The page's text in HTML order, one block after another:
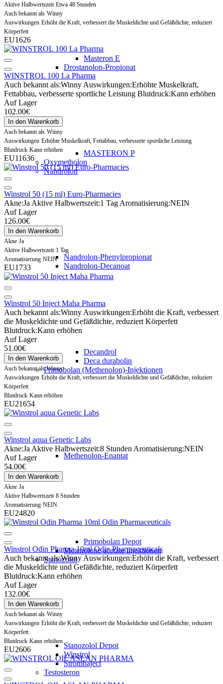
Masteron E
Drostanolon-Propionat
MASTERON P
Oxymetholon
Nandrolon
Nandrolon-Phenylpropionat
Nandrolon-Decanoat
Decandrol
Deca durabolin
Primobolan (Methenolon)-Injektionen
Methenolon-Enantat
Primobolan Depot
Metenolone acetate injektionen
Stanozolol
Stanozolol Depot
Winstrol
Strombaject
Testosteron
Aktive Halbwertszeit Etwa 48 Stunden
Auch bekannt als Winny
Auswirkungen Erhöht die Kraft, verbessert die Muskeldichte und Gefäßdichte, reduziert
Körperfett
EU1626
WINSTROL 100 La Pharma
Auch bekannt als:Winny Auswirkungen:Erhöhte Muskelkraft,
Fettabbau, verbesserte sportliche Leistung Blutdruck:Kann erhöhen
Auf Lager
102.00€
In den Warenkorb
Auch bekannt als Winny
Auswirkungen Erhöhte Muskelkraft, Fettabbau, verbesserte sportliche Leistung
Blutdruck Kann erhöhen
EU11636
Winstrol 50 (15 ml) Euro-Pharmacies
Akne:Ja Aktive Halbwertszeit:1 Tag Aromatisierung:NEIN
Auf Lager
126.00€
In den Warenkorb
Akne Ja
Aktive Halbwertszeit 1 Tag
Aromatisierung NEIN
EU1733
Winstrol 50 Inject Maha Pharma
Auch bekannt als:Winny Auswirkungen:Erhöht die Kraft, verbessert
die Muskeldichte und Gefäßdichte, reduziert Körperfett
Blutdruck:Kann erhöhen
Auf Lager
51.00€
In den Warenkorb
Auch bekannt als Winny
Auswirkungen Erhöht die Kraft, verbessert die Muskeldichte und Gefäßdichte, reduziert
Körperfett
Blutdruck Kann erhöhen
EU21654
Winstrol aqua Genetic Labs
Akne:Ja Aktive Halbwertszeit:8 Stunden Aromatisierung:NEIN
Auf Lager
54.00€
In den Warenkorb
Akne Ja
Aktive Halbwertszeit 8 Stunden
Aromatisierung NEIN
EU24820
Winstrol Odin Pharma 10ml Odin Pharmaceuticals
Auch bekannt als:Winny Auswirkungen:Erhöht die Kraft, verbessert
die Muskeldichte und Gefäßdichte, reduziert Körperfett
Blutdruck:Kann erhöhen
Auf Lager
132.00€
In den Warenkorb
Auch bekannt als Winny
Auswirkungen Erhöht die Kraft, verbessert die Muskeldichte und Gefäßdichte, reduziert
Körperfett
Blutdruck Kann erhöhen
EU2606